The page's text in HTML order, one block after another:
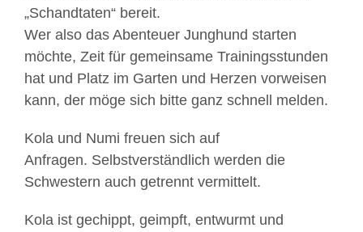
„Schandtaten“ bereit.
Wer also das Abenteuer Junghund starten
möchte, Zeit für gemeinsame Trainingsstunden
hat und Platz im Garten und Herzen vorweisen
kann, der möge sich bitte ganz schnell melden.
Kola und Numi freuen sich auf
Anfragen. Selbstverständlich werden die
Schwestern auch getrennt vermittelt.
Kola ist gechippt, geimpft, entwurmt und